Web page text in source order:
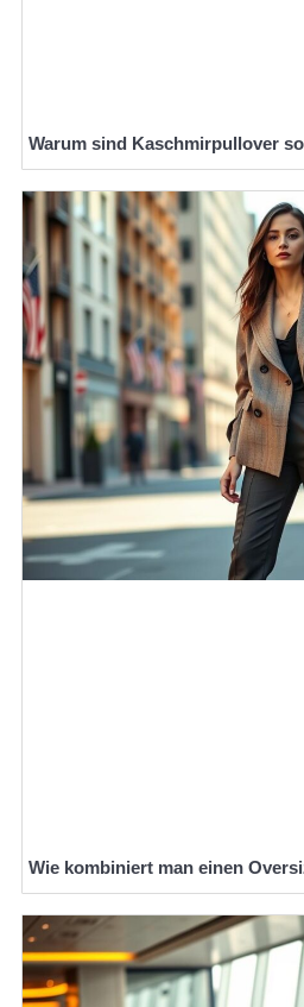
Warum sind Kaschmirpullover
Wie kombiniert man einen